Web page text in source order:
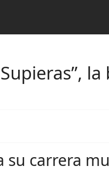
su carrera